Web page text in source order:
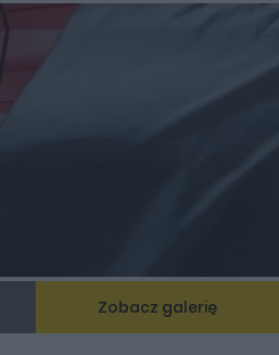
Zobacz galerię